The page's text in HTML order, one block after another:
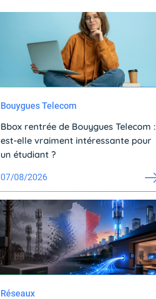
Bouygues Telecom
Bbox rentrée de Bouygues Telecom :
est-elle vraiment intéressante pour
un étudiant ?
07/08/2026
Réseaux